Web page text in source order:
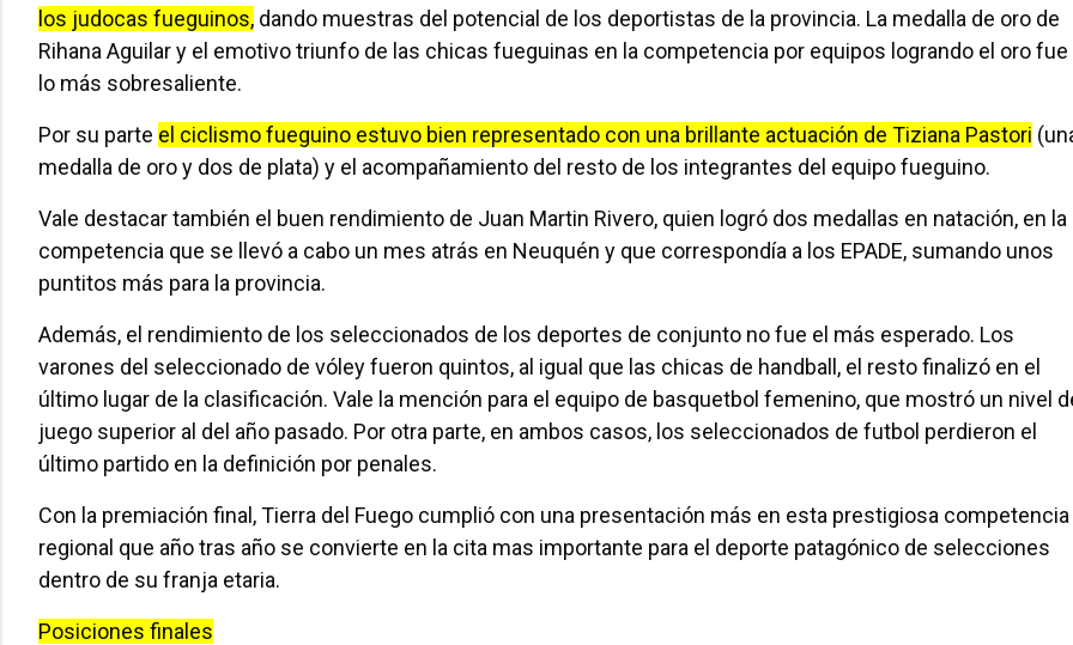
los judocas fueguinos, dando muestras del potencial de los deportistas de la provincia. La medalla de oro de
Rihana Aguilar y el emotivo triunfo de las chicas fueguinas en la competencia por equipos logrando el oro fue
lo más sobresaliente.
Por su parte el ciclismo fueguino estuvo bien representado con una brillante actuación de Tiziana Pastori
medalla de oro y dos de plata) y el acompañamiento del resto de los integrantes del equipo fueguino.
Vale destacar también el buen rendimiento de Juan Martin Rivero, quien logró dos medallas en natación, en la
competencia que se llevó a cabo un mes atrás en Neuquén y que correspondía a los EPADE, sumando unos
puntitos más para la provincia.
Además, el rendimiento de los seleccionados de los deportes de conjunto no fue el más esperado. Los
varones del seleccionado de vóley fueron quintos, al igual que las chicas de handball, el resto finalizó en el
último lugar de la clasificación. Vale la mención para el equipo de basquetbol femenino, que mostró un nivel
juego superior al del año pasado. Por otra parte, en ambos casos, los seleccionados de futbol perdieron el
último partido en la definición por penales.
Con la premiación final, Tierra del Fuego cumplió con una presentación más en esta prestigiosa competencia
regional que año tras año se convierte en la cita mas importante para el deporte patagónico de selecciones
dentro de su franja etaria.
Posiciones finales